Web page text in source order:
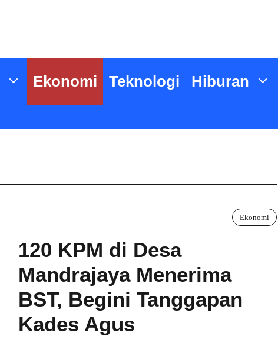
Ekonomi Teknologi Hiburan
Ekonomi
120 KPM di Desa
Mandrajaya Menerima
BST, Begini Tanggapan
Kades Agus